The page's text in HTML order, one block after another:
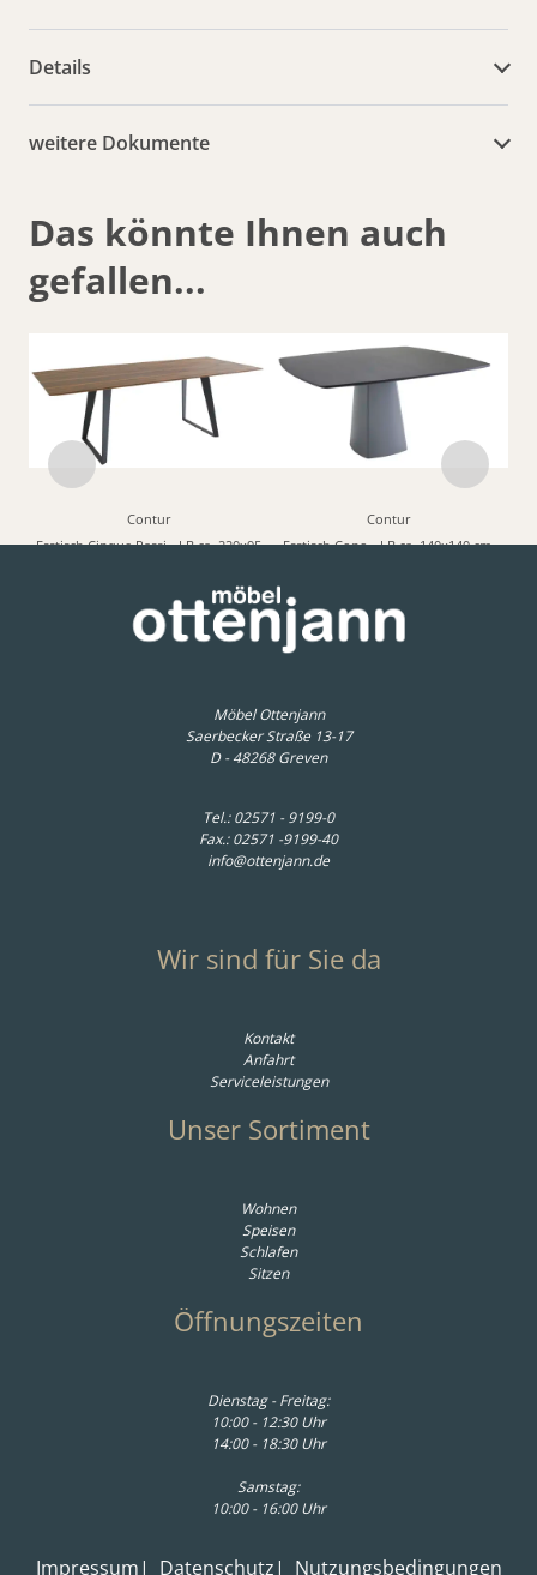
Details
weitere Dokumente
Das könnte Ihnen auch
gefallen...
Contur
Esstisch Cinque Passi - LB ca. 220x95
2.930,00 € *
Contur
Esstisch Cono - LB ca. 140x140 cm,
2.860,00 € *
Möbel Ottenjann
Saerbecker Straße 13-17
D - 48268 Greven
Tel.:02571 - 9199-0
Fax.: 02571 -9199-40
info@ottenjann.de
Wir sind für Sie da
Kontakt
Anfahrt
Serviceleistungen
Unser Sortiment
Wohnen
Speisen
Schlafen
Sitzen
Öffnungszeiten
Dienstag - Freitag:
10:00 - 12:30 Uhr
14:00 - 18:30 Uhr
Samstag:
10:00 - 16:00 Uhr
Impressum Datenschutz Nutzungsbedingungen